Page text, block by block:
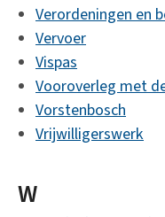
Verordeningen en
Vervoer
Vispas
Vooroverleg met
Vorstenbosch
Vrijwilligerswerk
W